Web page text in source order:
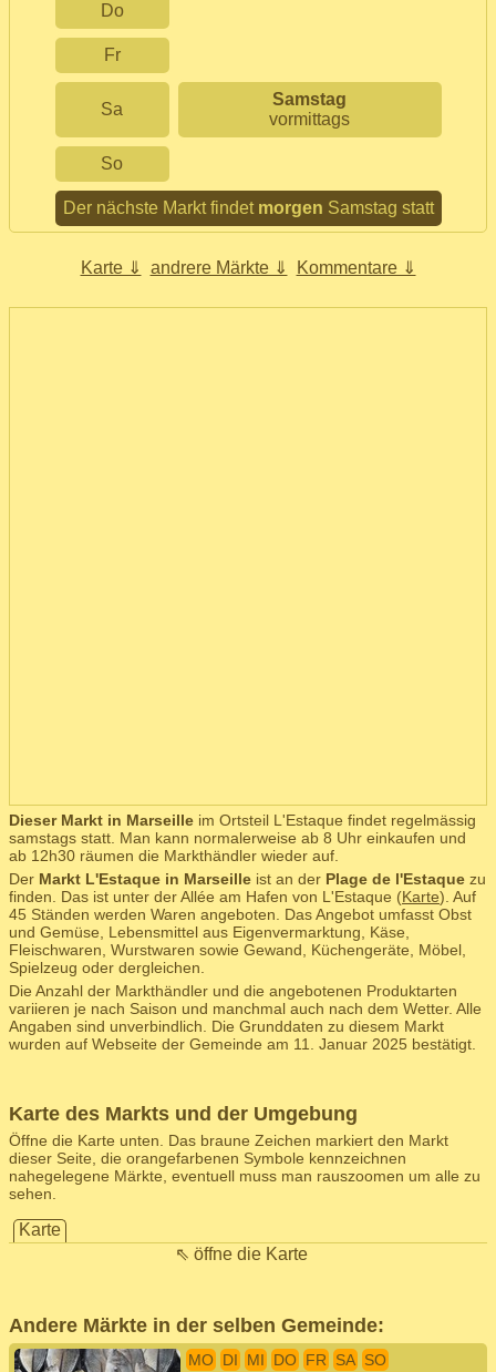
Do
Fr
Sa
Samstag
vormittags
So
Der nächste Markt findet morgen Samstag statt
Karte ⇓ andrere Märkte ⇓ Kommentare ⇓
Dieser Markt in Marseille im Ortsteil L'Estaque findet regelmässig
samstags statt. Man kann normalerweise ab 8 Uhr einkaufen und
ab 12h30 räumen die Markthändler wieder auf.
Der Markt L'Estaque in Marseille ist an der Plage de l'Estaque zu
finden. Das ist unter der Allée am Hafen von L'Estaque (Karte). Auf
45 Ständen werden Waren angeboten. Das Angebot umfasst Obst
und Gemüse, Lebensmittel aus Eigenvermarktung, Käse,
Fleischwaren, Wurstwaren sowie Gewand, Küchengeräte, Möbel,
Spielzeug oder dergleichen.
Die Anzahl der Markthändler und die angebotenen Produktarten
variieren je nach Saison und manchmal auch nach dem Wetter. Alle
Angaben sind unverbindlich. Die Grunddaten zu diesem Markt
wurden auf Webseite der Gemeinde am 11. Januar 2025 bestätigt.
Karte des Markts und der Umgebung
Öffne die Karte unten. Das braune Zeichen markiert den Markt
dieser Seite, die orangefarbenen Symbole kennzeichnen
nahegelegene Märkte, eventuell muss man rauszoomen um alle zu
sehen.
Karte
⇖ öffne die Karte
Andere Märkte in der selben Gemeinde:
MO DI MI DO FR SA SO